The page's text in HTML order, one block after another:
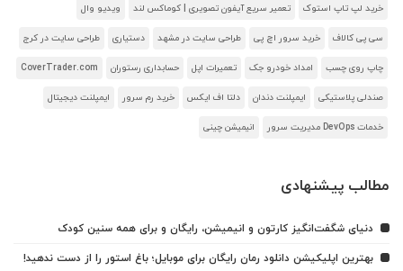
خرید لپ تاپ استوک تعمیر سریع آیفون تصویری | کوماکس لند ویدیو وال
سی پی کالاف خرید سرور اچ پی طراحی سایت در مشهد دستیاری طراحی سایت در کرج
چاپ روی چسب امداد خودرو جک تعمیرات اپل حسابداری رستوران CoverTrader.com
صندلی پلاستیکی ایمپلنت دندان دلتا اف ایکس خرید رم سرور ایمپلنت دیجیتال
خدمات DevOps مدیریت سرور انیمیشن چینی
مطالب پیشنهادی
دنیای شگفت‌انگیز کارتون و انیمیشن، رایگان و برای همه سنین کودک
بهترین اپلیکیشن دانلود رمان رایگان برای موبایل؛ باغ استور را از دست ندهید!